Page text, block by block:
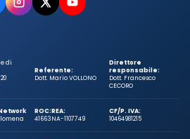
di
Referente:
Dott. Mario VOLLONO
Direttore
responsabile:
Dott. Francesco
CECORO
ROC:
41663
REA:
NA-1107749
CF/P. IVA:
10464981215